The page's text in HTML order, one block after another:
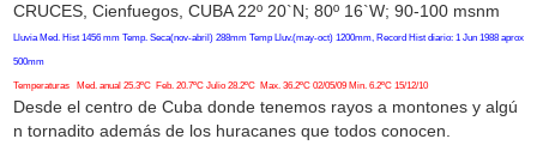
CRUCES, Cienfuegos, CUBA 22º 20`N; 80º 16`W; 90-100 msnm
Lluvia Med. Hist 1456 mm Temp. Seca(nov-abril) 288mm Temp Lluv.(may-oct) 1200mm, Record Hist diario: 1 Jun 1988 aprox
500mm
Temperaturas Med. anual 25.3ºC Feb. 20.7ºC Julio 28.2ºC Max. 36.2ºC 02/05/09 Min. 6.2ºC 15/12/10
Desde el centro de Cuba donde tenemos rayos a montones y algú
n tornadito además de los huracanes que todos conocen.